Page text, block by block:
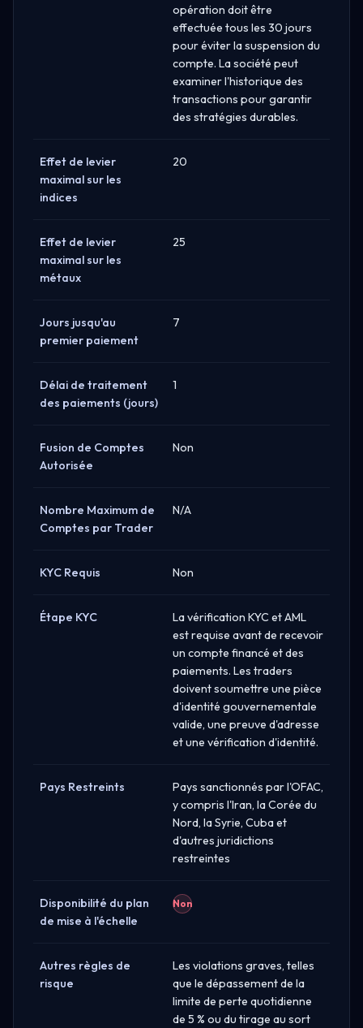
opération doit être
effectuée tous les 30 jours
pour éviter la suspension du
compte. La société peut
examiner l'historique des
transactions pour garantir
des stratégies durables.
Effet de levier
maximal sur les
indices
20
Effet de levier
maximal sur les
métaux
25
Jours jusqu'au
premier paiement
7
Délai de traitement
des paiements (jours)
1
Fusion de Comptes
Autorisée
Non
Nombre Maximum de
Comptes par Trader
N/A
KYC Requis Non
Étape KYC
La vérification KYC et AML
est requise avant de recevoir
un compte financé et des
paiements. Les traders
doivent soumettre une pièce
d'identité gouvernementale
valide, une preuve d'adresse
et une vérification d'identité.
Pays Restreints
Pays sanctionnés par l'OFAC,
y compris l'Iran, la Corée du
Nord, la Syrie, Cuba et
d'autres juridictions
restreintes
Disponibilité du plan
de mise à l'échelle
Non
Autres règles de
risque
Les violations graves, telles
que le dépassement de la
limite de perte quotidienne
de 5 % ou du tirage au sort